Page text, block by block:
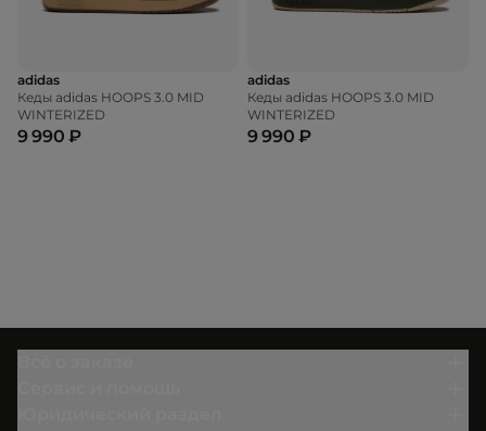
adidas
Кеды adidas HOOPS 3.0 MID
WINTERIZED
9 990 ₽
adidas
Кеды adidas HOOPS 3.0 MID
WINTERIZED
9 990 ₽